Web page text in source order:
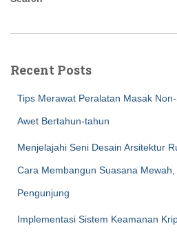
Recent Posts
Tips Merawat Peralatan Masak
Awet Bertahun-tahun
Menjelajahi Seni Desain Arsitektur
Cara Membangun Suasana
Pengunjung
Implementasi Sistem Keamanan